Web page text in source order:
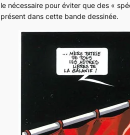
le nécessaire pour éviter que des «
présent dans cette bande dessinée.